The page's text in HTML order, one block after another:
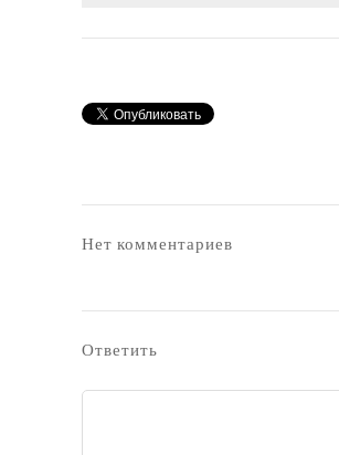
Нет комментариев
Ответить